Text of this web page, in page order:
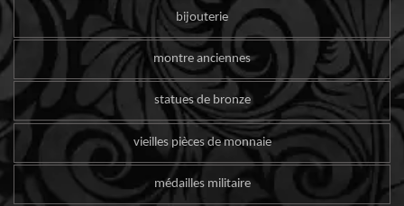
bijouterie
montre anciennes
statues de bronze
vieilles pièces de monnaie
médailles militaire